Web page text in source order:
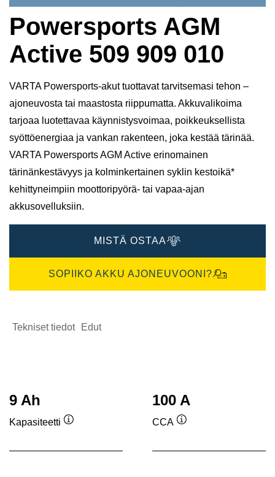
Powersports AGM
Active 509 909 010
VARTA Powersports-akut tuottavat tarvitsemasi tehon –
ajoneuvosta tai maastosta riippumatta. Akkuvalikoima
tarjoaa luotettavaa käynnistysvoimaa, poikkeuksellista
syöttöenergiaa ja vankan rakenteen, joka kestää tärinää.
VARTA Powersports AGM Active erinomainen
tärinänkestävyys ja kolminkertainen syklin kestoikä*
kehittyneimpiin moottoripyörä- tai vapaa-ajan
akkusovelluksiin.
MISTÄ OSTAA
SOPIIKO AKKU AJONEUVOONI?
Tekniset tiedot Edut
9 Ah
Kapasiteetti
100 A
CCA